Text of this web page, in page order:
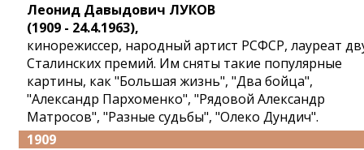
Леонид Давыдович ЛУКОВ
(1909 - 24.4.1963),
кинорежиссер, народный артист РСФСР, лауреат
Сталинских премий. Им сняты такие популярные
картины, как "Большая жизнь", "Два бойца",
"Александр Пархоменко", "Рядовой Александр
Матросов", "Разные судьбы", "Олеко Дундич".
1909